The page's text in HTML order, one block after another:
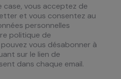
vous acceptez de
et vous consentez au
personnelles
politique de
vous désabonner à
sur le lien de
dans chaque email.